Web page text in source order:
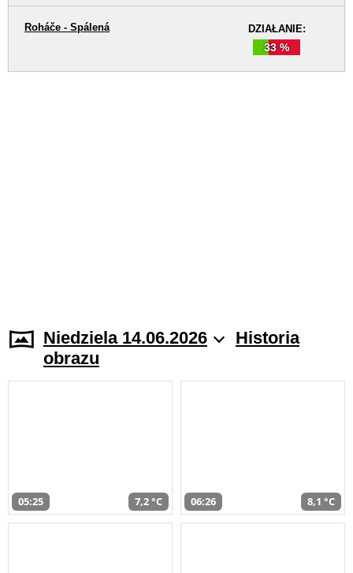
DZIAŁANIE:
33 %
Roháče - Spálená
Niedziela 14.06.2026
Historia
obrazu
05:25 7,2 °C 06:26 8,1 °C